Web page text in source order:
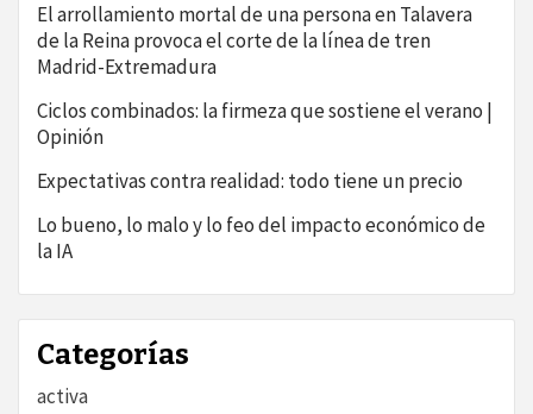
El arrollamiento mortal de una persona en Talavera
de la Reina provoca el corte de la línea de tren
Madrid-Extremadura
Ciclos combinados: la firmeza que sostiene el verano |
Opinión
Expectativas contra realidad: todo tiene un precio
Lo bueno, lo malo y lo feo del impacto económico de
la IA
Categorías
activa